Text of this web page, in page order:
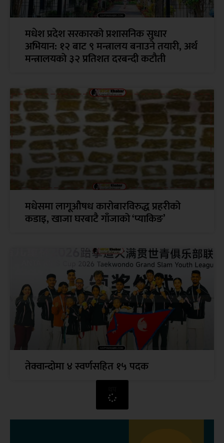
मधेश प्रदेश सरकारको प्रशासनिक सुधार
अभियान: १२ बाट ९ मन्त्रालय बनाउने तयारी, अर्थ
मन्त्रालयको ३२ प्रतिशत दरबन्दी कटौती
मधेसमा लागूऔषध कारोबारविरुद्ध प्रहरीको
कडाइ, खाजा घरबाटै गाँजाको ‘प्याकिङ’
तेक्वान्दोमा ४ स्वर्णसहित १५ पदक